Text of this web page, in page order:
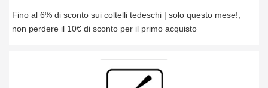
Fino al 6% di sconto sui coltelli tedeschi | solo questo mese!,
non perdere il 10€ di sconto per il primo acquisto